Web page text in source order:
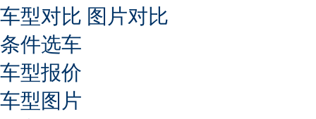
车型对比 图片对比
条件选车
车型报价
车型图片